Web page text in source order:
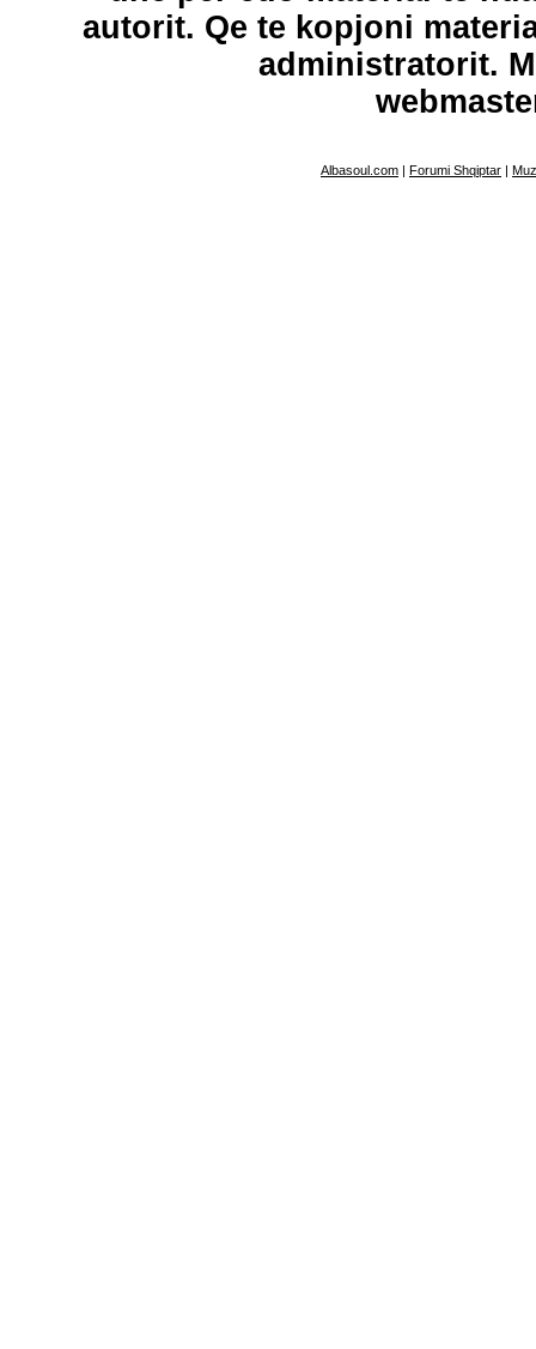
autorit. Qe te kopjoni
administratorit.
Albasoul.com | Forumi Shqiptar |